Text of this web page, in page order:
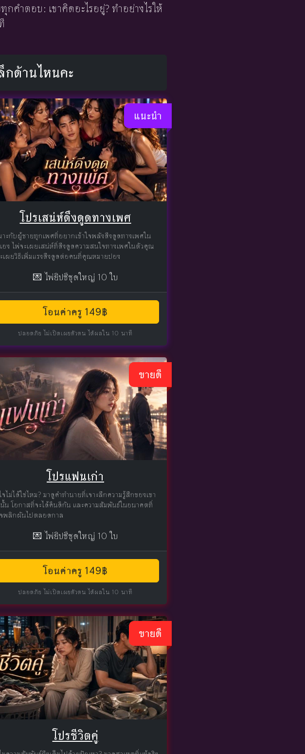
คำตอบ: เขาคิดอะไรอยู่? ทำอย่างไรให้
กด้านไหนคะ
แนะนำ
โปรเสน่ห์ดึงดูดทางเพศ
าะกับผู้ชายทุกเพศที่อยากเข้าใจพลังดึงดูดทางเพศใน
อง ไพ่จะเผยเสน่ห์ที่ดึงดูดความสนใจทางเพศในตัวคุณ
เผยวิธีเพิ่มแรงดึงดูดต่อคนที่คุณหมายปอง
💌 ไพ่ยิปซีชุดใหญ่ 10 ใบ
โอนค่าครู 149฿
ปลอดภัย ไม่เปิดเผยตัวตน ได้ผลใน 10 นาที
ขายดี
โปรแฟนเก่า
จไม่ได้ใช่ไหม? มาดูคำทำนายที่เจาะลึกความรู้สึกของเขา
น โอกาสที่จะได้คืนดีกัน และความสัมพันธ์ในอนาคตที่
พลิกผันไปตลอดกาล
💌 ไพ่ยิปซีชุดใหญ่ 10 ใบ
โอนค่าครู 149฿
ปลอดภัย ไม่เปิดเผยตัวตน ได้ผลใน 10 นาที
ขายดี
โปรชีวิตคู่